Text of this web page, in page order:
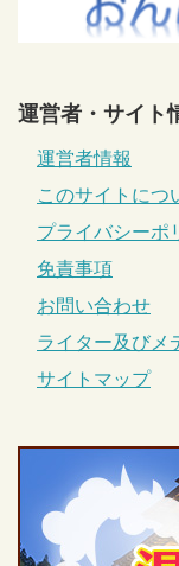
運営者・サイト
運営者情報
このサイトにつ
プライバシーポ
免責事項
お問い合わせ
ライター及びメ
サイトマップ